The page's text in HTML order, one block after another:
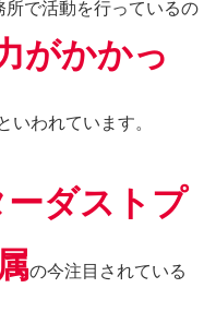
で活動を行っているの
がかかっ
いわれています。
ーダストプ
の今注目されている